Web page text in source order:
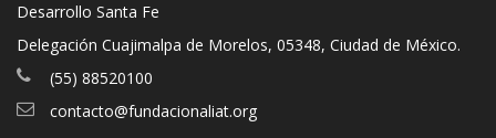
Desarrollo Santa Fe
Delegación Cuajimalpa de Morelos, 05348, Ciudad de México.
(55) 88520100
contacto@fundacionaliat.org